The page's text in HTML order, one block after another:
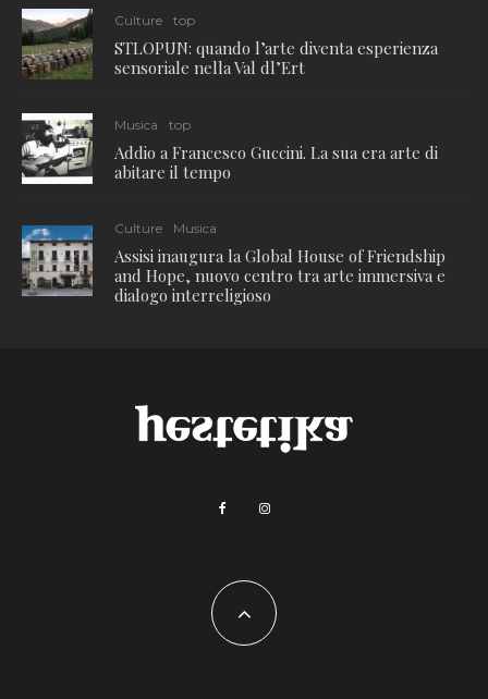
Culture top
STLOPUN: quando l’arte diventa esperienza
sensoriale nella Val dl’Ert
Musica top
Addio a Francesco Guccini. La sua era arte di
abitare il tempo
Culture Musica
Assisi inaugura la Global House of Friendship
and Hope, nuovo centro tra arte immersiva e
dialogo interreligioso